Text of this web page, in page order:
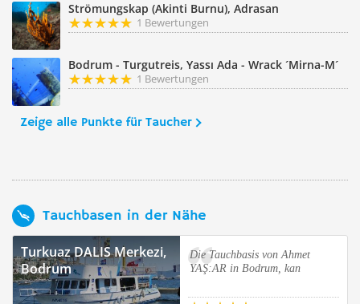
Strömungskap (Akinti Burnu), Adrasan
1 Bewertungen
Bodrum - Turgutreis, Yassı Ada - Wrack ´Mirna-M´
1 Bewertungen
Zeige alle Punkte für Taucher
Tauchbasen in der Nähe
Turkuaz DALIS Merkezi,
Bodrum
Die Tauchbasis von Ahmet
YAŞ:AR in Bodrum, kan